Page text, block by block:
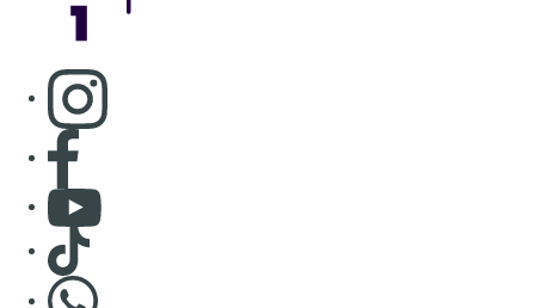
Consulter page Instagram
Consulter page Facebook
Consulter Youtube
Consulter TikTok